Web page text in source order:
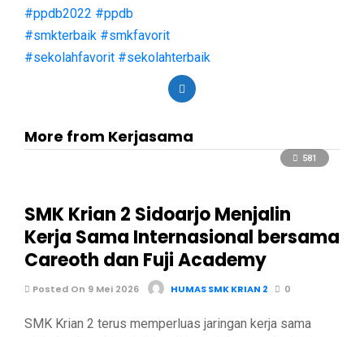
#ppdb2022 #ppdb
#smkterbaik #smkfavorit
#sekolahfavorit #sekolahterbaik
More from Kerjasama
581
SMK Krian 2 Sidoarjo Menjalin
Kerja Sama Internasional bersama
Careoth dan Fuji Academy
Posted On 9 Mei 2026 HUMAS SMK KRIAN 2 0
SMK Krian 2 terus memperluas jaringan kerja sama